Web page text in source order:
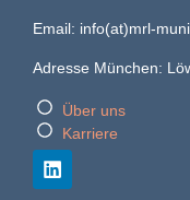
Email: info(at)mrl-
Adresse München:
Über uns
Karriere